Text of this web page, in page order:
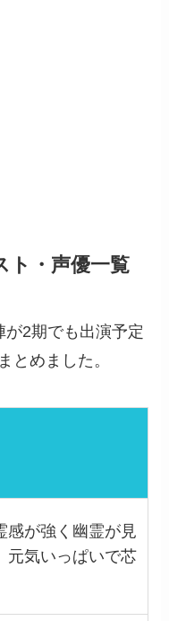
ト・声優一覧
2期でも出演予定
とめました。
感が強く幽霊が見
元気いっぱいで芯